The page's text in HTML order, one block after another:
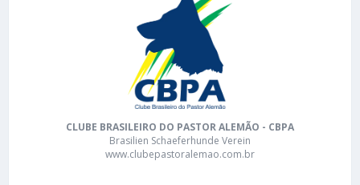
CLUBE BRASILEIRO DO PASTOR ALEMÃO - CBPA
Brasilien Schaeferhunde Verein
www.clubepastoralemao.com.br